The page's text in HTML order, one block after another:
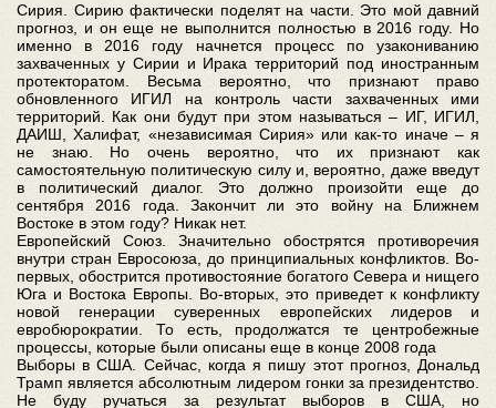
Сирия. Сирию фактически поделят на части. Это мой давний
прогноз, и он еще не выполнится полностью в 2016 году. Но
именно в 2016 году начнется процесс по узакониванию
захваченных у Сирии и Ирака территорий под иностранным
протекторатом. Весьма вероятно, что признают право
обновленного ИГИЛ на контроль части захваченных ими
территорий. Как они будут при этом называться – ИГ, ИГИЛ,
ДАИШ, Халифат, «независимая Сирия» или как-то иначе – я
не знаю. Но очень вероятно, что их признают как
самостоятельную политическую силу и, вероятно, даже введут
в политический диалог. Это должно произойти еще до
сентября 2016 года. Закончит ли это войну на Ближнем
Востоке в этом году? Никак нет.
Европейский Союз. Значительно обострятся противоречия
внутри стран Евросоюза, до принципиальных конфликтов. Во-
первых, обострится противостояние богатого Севера и нищего
Юга и Востока Европы. Во-вторых, это приведет к конфликту
новой генерации суверенных европейских лидеров и
евробюрократии. То есть, продолжатся те центробежные
процессы, которые были описаны еще в конце 2008 года
Выборы в США. Сейчас, когда я пишу этот прогноз, Дональд
Трамп является абсолютным лидером гонки за президентство.
Не буду ручаться за результат выборов в США, но